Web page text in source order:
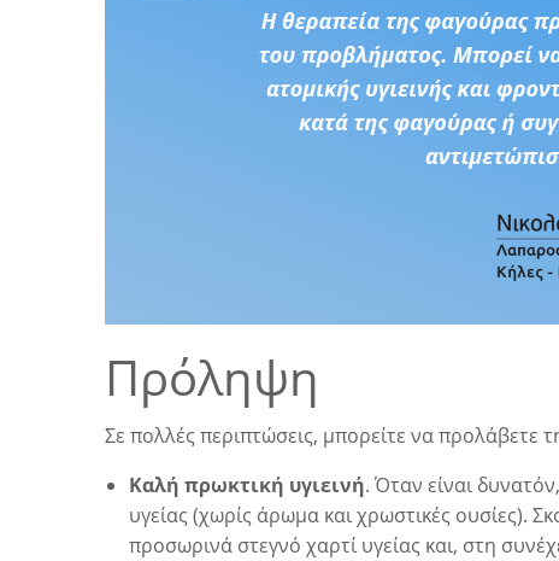
Πρόληψη
Σε πολλές περιπτώσεις, μπορείτε να προλάβετε
Καλή πρωκτική υγιεινή. Όταν είναι
υγείας (χωρίς άρωμα και χρωστικές ουσίες).
προσωρινά στεγνό χαρτί υγείας και, στη